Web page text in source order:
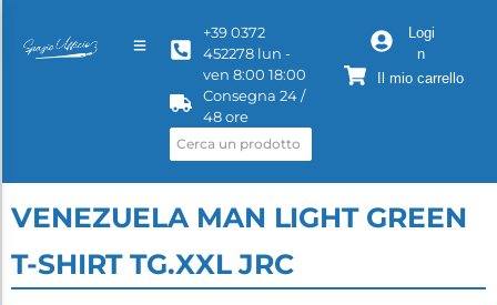
+39 0372
452278 lun -
ven 8:00 18:00
Consegna 24 /
48 ore
Logi
n
Il mio carrello
VENEZUELA MAN LIGHT GREEN
T-SHIRT TG.XXL JRC